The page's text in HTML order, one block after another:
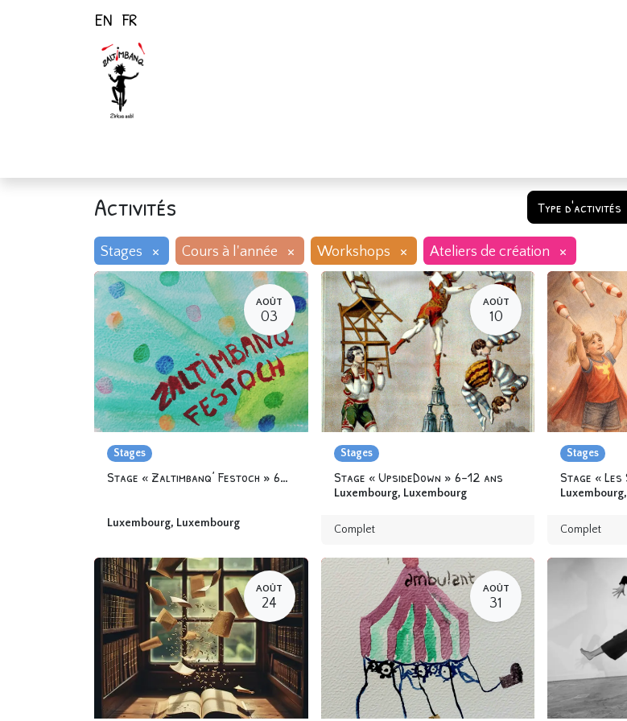
EN FR
Activités Type d'activités
Stages × Cours à l'année × Workshops × Ateliers de création ×
AOÛT
03
Stages
Stage « Zaltimbanq’ Festoch » 6-12 ans
Luxembourg, Luxembourg
AOÛT
10
Stages
Stage « UpsideDown » 6-12 ans
Luxembourg, Luxembourg
Complet
Stages
Luxembourg,
Complet
AOÛT
24
AOÛT
31